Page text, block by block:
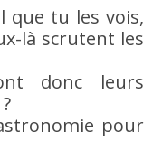
que tu les vois,
là scrutent les
donc leurs
pour